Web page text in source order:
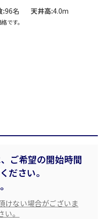
96名 天井高 4.0m
です。
ご希望の開始時間
ださい。
けない場合がございま
。